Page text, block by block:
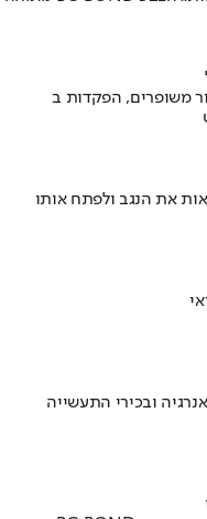
את הנגב ולפתח אותו
ובכירי התעשייה